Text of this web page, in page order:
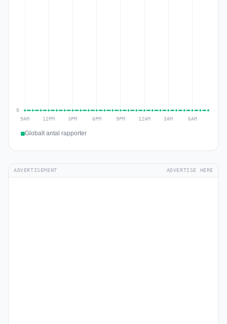
Globalt antal rapporter
ADVERTISEMENT ADVERTISE HERE